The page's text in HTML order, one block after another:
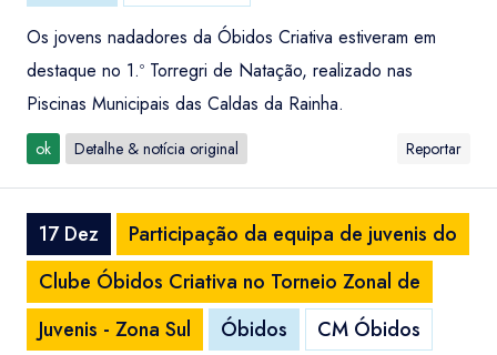
Os jovens nadadores da Óbidos Criativa estiveram em
destaque no 1.º Torregri de Natação, realizado nas
Piscinas Municipais das Caldas da Rainha.
ok Detalhe & notícia original Reportar
17 Dez
Participação da equipa de juvenis do
Clube Óbidos Criativa no Torneio Zonal de
Juvenis - Zona Sul
Óbidos CM Óbidos